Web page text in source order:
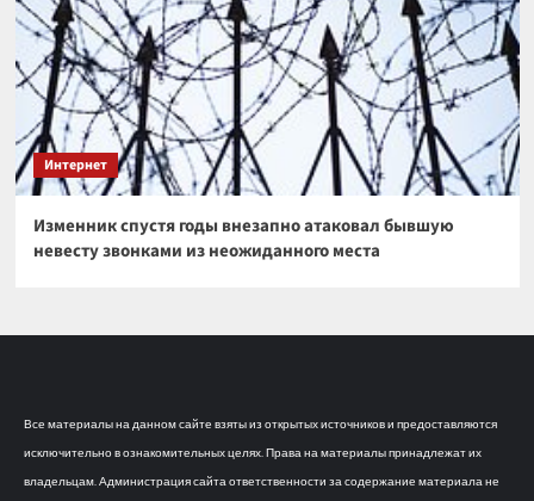
Интернет
Изменник спустя годы внезапно атаковал бывшую
невесту звонками из неожиданного места
Все материалы на данном сайте взяты из открытых источников и предоставляются
исключительно в ознакомительных целях. Права на материалы принадлежат их
владельцам. Администрация сайта ответственности за содержание материала не